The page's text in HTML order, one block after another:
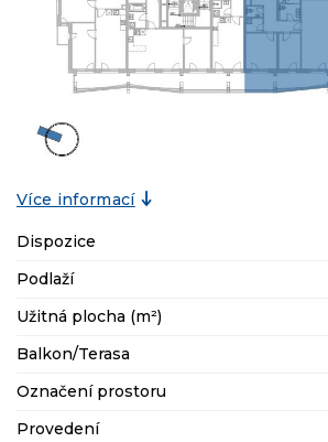
Více informací
Dispozice
Podlaží
Užitná plocha (m²)
Balkon/Terasa
Označení prostoru
Provedení